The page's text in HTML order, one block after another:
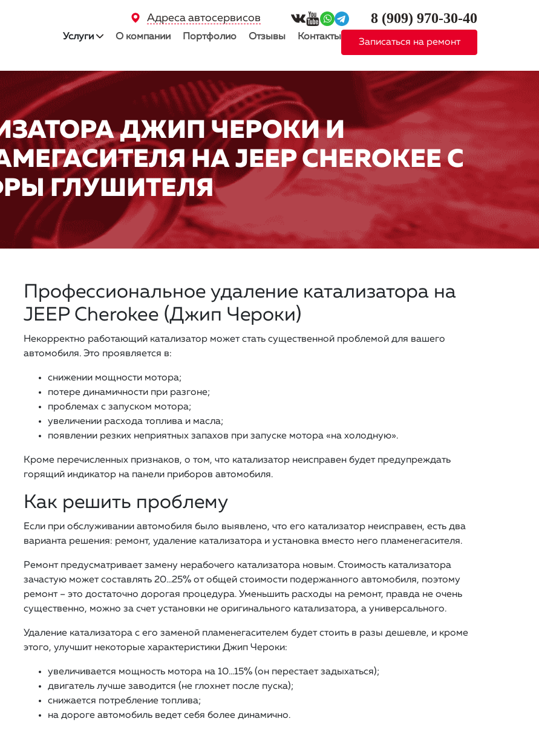
Адреса автосервисов 8 (909) 970-30-40
Услуги О компании Портфолио Отзывы Контакты
Записаться на ремонт
ДЖИП ЧЕРОКИ И
НА JEEP CHEROKEE С
ГЛУШИТЕЛЯ
Профессиональное удаление катализатора на
JEEP Cherokee (Джип Чероки)
Некорректно работающий катализатор может стать существенной проблемой для вашего
автомобиля. Это проявляется в:
снижении мощности мотора;
потере динамичности при разгоне;
проблемах с запуском мотора;
увеличении расхода топлива и масла;
появлении резких неприятных запахов при запуске мотора «на холодную».
Кроме перечисленных признаков, о том, что катализатор неисправен будет предупреждать
горящий индикатор на панели приборов автомобиля.
Как решить проблему
Если при обслуживании автомобиля было выявлено, что его катализатор неисправен, есть два
варианта решения: ремонт, удаление катализатора и установка вместо него пламенегасителя.
Ремонт предусматривает замену нерабочего катализатора новым. Стоимость катализатора
зачастую может составлять 20…25% от общей стоимости подержанного автомобиля, поэтому
ремонт – это достаточно дорогая процедура. Уменьшить расходы на ремонт, правда не очень
существенно, можно за счет установки не оригинального катализатора, а универсального.
Удаление катализатора с его заменой пламенегасителем будет стоить в разы дешевле, и кроме
этого, улучшит некоторые характеристики Джип Чероки:
увеличивается мощность мотора на 10…15% (он перестает задыхаться);
двигатель лучше заводится (не глохнет после пуска);
снижается потребление топлива;
на дороге автомобиль ведет себя более динамично.